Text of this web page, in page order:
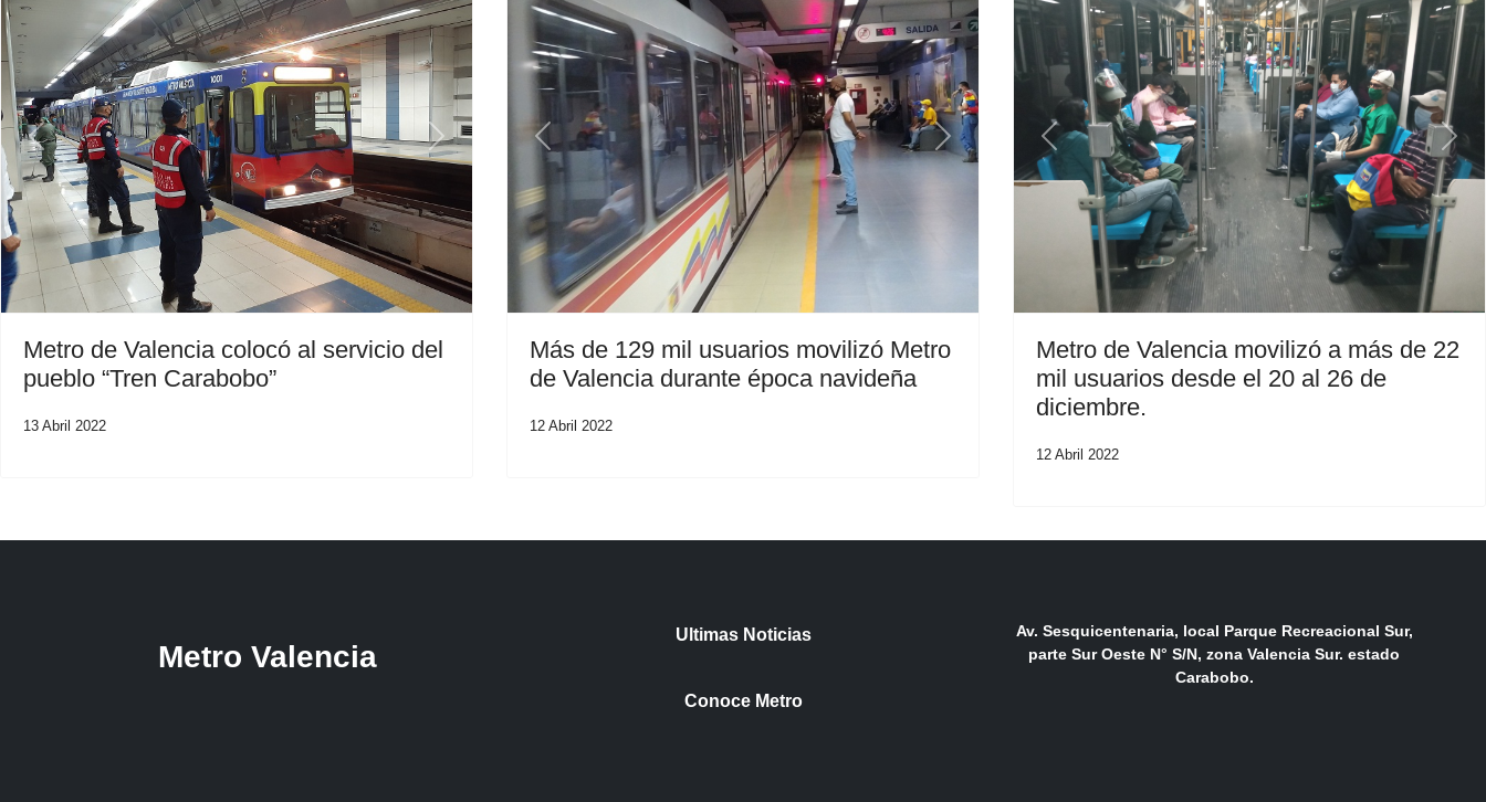
Previous Next
Metro de Valencia colocó al servicio del
pueblo “Tren Carabobo”
13 Abril 2022
Previous Next
Más de 129 mil usuarios movilizó Metro
de Valencia durante época navideña
12 Abril 2022
Previous Next
Metro de Valencia movilizó a más de 22
mil usuarios desde el 20 al 26 de
diciembre.
12 Abril 2022
Metro Valencia
Ultimas Noticias
Conoce Metro
Av. Sesquicentenaria, local Parque Recreacional Sur,
parte Sur Oeste N° S/N, zona Valencia Sur. estado
Carabobo.